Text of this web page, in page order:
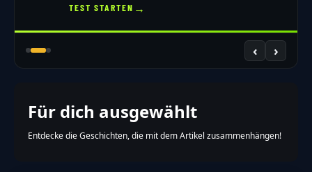
TEST STARTEN →
‹ ›
Für dich ausgewählt
Entdecke die Geschichten, die mit dem Artikel zusammenhängen!